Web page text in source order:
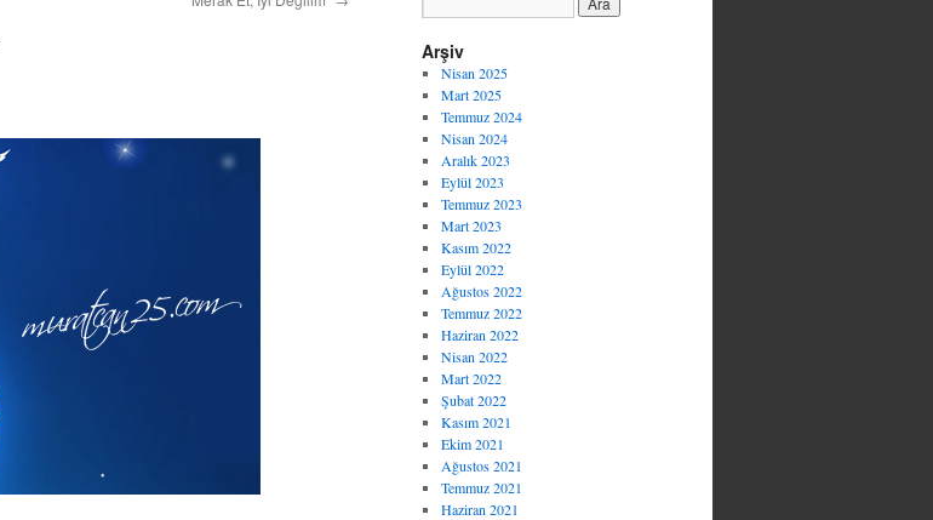
Arşiv
Nisan 2025
Mart 2025
Temmuz 2024
Nisan 2024
Aralık 2023
Eylül 2023
Temmuz 2023
Mart 2023
Kasım 2022
Eylül 2022
Ağustos 2022
Temmuz 2022
Haziran 2022
Nisan 2022
Mart 2022
Şubat 2022
Kasım 2021
Ekim 2021
Ağustos 2021
Temmuz 2021
Haziran 2021